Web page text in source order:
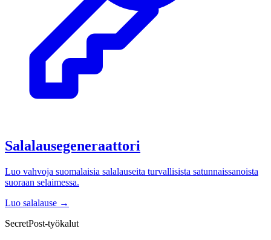
Salalausegeneraattori
Luo vahvoja suomalaisia salalauseita turvallisista satunnaissanoista
suoraan selaimessa.
Luo salalause →
SecretPost-työkalut